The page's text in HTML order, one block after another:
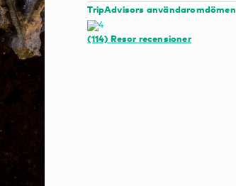
TripAdvisors användaromdömen
(114) Resor recensioner